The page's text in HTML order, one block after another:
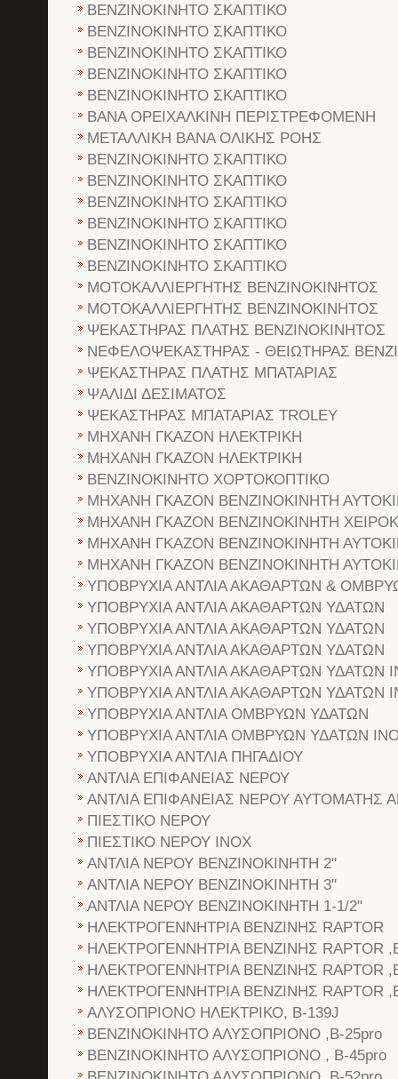
ΒΕΝΖΙΝΟΚΙΝΗΤΟ ΣΚΑΠΤΙΚΟ
ΒΕΝΖΙΝΟΚΙΝΗΤΟ ΣΚΑΠΤΙΚΟ
ΒΕΝΖΙΝΟΚΙΝΗΤΟ ΣΚΑΠΤΙΚΟ
ΒΕΝΖΙΝΟΚΙΝΗΤΟ ΣΚΑΠΤΙΚΟ
ΒΕΝΖΙΝΟΚΙΝΗΤΟ ΣΚΑΠΤΙΚΟ
BANA OPEIXAΛKINH ΠEPIΣTPEΦOMENH
METAΛΛIKH BANA OΛIKHΣ POHΣ
ΒΕΝΖΙΝΟΚΙΝΗΤΟ ΣΚΑΠΤΙΚΟ
ΒΕΝΖΙΝΟΚΙΝΗΤΟ ΣΚΑΠΤΙΚΟ
ΒΕΝΖΙΝΟΚΙΝΗΤΟ ΣΚΑΠΤΙΚΟ
ΒΕΝΖΙΝΟΚΙΝΗΤΟ ΣΚΑΠΤΙΚΟ
ΒΕΝΖΙΝΟΚΙΝΗΤΟ ΣΚΑΠΤΙΚΟ
ΒΕΝΖΙΝΟΚΙΝΗΤΟ ΣΚΑΠΤΙΚΟ
ΜΟΤΟΚΑΛΛΙΕΡΓΗΤΗΣ ΒΕΝΖΙΝΟΚΙΝΗΤΟΣ
ΜΟΤΟΚΑΛΛΙΕΡΓΗΤΗΣ ΒΕΝΖΙΝΟΚΙΝΗΤΟΣ
ΨΕΚΑΣΤΗΡΑΣ ΠΛΑΤΗΣ ΒΕΝΖΙΝΟΚΙΝΗΤΟΣ
ΝΕΦΕΛΟΨΕΚΑΣΤΗΡΑΣ - ΘΕΙΩΤΗΡΑΣ
ΨΕΚΑΣΤΗΡΑΣ ΠΛΑΤΗΣ ΜΠΑΤΑΡΙΑΣ
ΨΑΛΙΔΙ ΔΕΣΙΜΑΤΟΣ
ΨΕΚΑΣΤΗΡΑΣ ΜΠΑΤΑΡΙΑΣ TROLEY
ΜΗΧΑΝΗ ΓΚΑΖΟΝ ΗΛΕΚΤΡΙΚΗ
ΜΗΧΑΝΗ ΓΚΑΖΟΝ ΗΛΕΚΤΡΙΚΗ
ΒΕΝΖΙΝΟΚΙΝΗΤΟ ΧΟΡΤΟΚΟΠΤΙΚΟ
ΜΗΧΑΝΗ ΓΚΑΖΟΝ ΒΕΝΖΙΝΟΚΙΝΗΤΗ
ΜΗΧΑΝΗ ΓΚΑΖΟΝ ΒΕΝΖΙΝΟΚΙΝΗΤΗ
ΜΗΧΑΝΗ ΓΚΑΖΟΝ ΒΕΝΖΙΝΟΚΙΝΗΤΗ
ΜΗΧΑΝΗ ΓΚΑΖΟΝ ΒΕΝΖΙΝΟΚΙΝΗΤΗ
ΥΠΟΒΡΥΧΙΑ ΑΝΤΛΙΑ ΑΚΑΘΑΡΤΩΝ &
ΥΠΟΒΡΥΧΙΑ ΑΝΤΛΙΑ ΑΚΑΘΑΡΤΩΝ ΥΔΑΤΩΝ
ΥΠΟΒΡΥΧΙΑ ΑΝΤΛΙΑ ΑΚΑΘΑΡΤΩΝ ΥΔΑΤΩΝ
ΥΠΟΒΡΥΧΙΑ ΑΝΤΛΙΑ ΑΚΑΘΑΡΤΩΝ ΥΔΑΤΩΝ
ΥΠΟΒΡΥΧΙΑ ΑΝΤΛΙΑ ΑΚΑΘΑΡΤΩΝ ΥΔΑΤΩΝ
ΥΠΟΒΡΥΧΙΑ ΑΝΤΛΙΑ ΑΚΑΘΑΡΤΩΝ ΥΔΑΤΩΝ
ΥΠΟΒΡΥΧΙΑ ΑΝΤΛΙΑ ΟΜΒΡΥΩΝ ΥΔΑΤΩΝ
ΥΠΟΒΡΥΧΙΑ ΑΝΤΛΙΑ ΟΜΒΡΥΩΝ ΥΔΑΤΩΝ
ΥΠΟΒΡΥΧΙΑ ΑΝΤΛΙΑ ΠΗΓΑΔΙΟΥ
ΑΝΤΛΙΑ ΕΠΙΦΑΝΕΙΑΣ ΝΕΡΟΥ
ΑΝΤΛΙΑ ΕΠΙΦΑΝΕΙΑΣ ΝΕΡΟΥ ΑΥΤΟΜΑΤΗΣ
ΠΙΕΣΤΙΚΟ ΝΕΡΟΥ
ΠΙΕΣΤΙΚΟ ΝΕΡΟΥ ΙΝΟΧ
ΑΝΤΛΙΑ ΝΕΡΟΥ ΒΕΝΖΙΝΟΚΙΝΗΤΗ 2"
ΑΝΤΛΙΑ ΝΕΡΟΥ ΒΕΝΖΙΝΟΚΙΝΗΤΗ 3"
ΑΝΤΛΙΑ ΝΕΡΟΥ ΒΕΝΖΙΝΟΚΙΝΗΤΗ 1-1/2"
ΗΛΕΚΤΡΟΓΕΝΝΗΤΡΙΑ ΒΕΝΖΙΝΗΣ RAPTOR
ΗΛΕΚΤΡΟΓΕΝΝΗΤΡΙΑ ΒΕΝΖΙΝΗΣ RAPTOR
ΗΛΕΚΤΡΟΓΕΝΝΗΤΡΙΑ ΒΕΝΖΙΝΗΣ RAPTOR
ΗΛΕΚΤΡΟΓΕΝΝΗΤΡΙΑ ΒΕΝΖΙΝΗΣ RAPTOR
ΑΛΥΣΟΠΡΙΟΝΟ ΗΛΕΚΤΡΙΚΟ, B-139J
ΒΕΝΖΙΝΟΚΙΝΗΤΟ ΑΛΥΣΟΠΡΙΟΝΟ ,B-25pro
ΒΕΝΖΙΝΟΚΙΝΗΤΟ ΑΛΥΣΟΠΡΙΟΝΟ , B-45pro